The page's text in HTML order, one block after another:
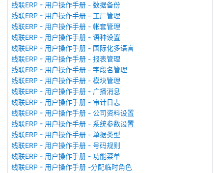
线联ERP - 用户操作手册 - 数据备份
线联ERP - 用户操作手册 - 工厂管理
线联ERP - 用户操作手册 - 帐套管理
线联ERP - 用户操作手册 - 语种设置
线联ERP - 用户操作手册 - 国际化多语言
线联ERP - 用户操作手册 - 报表管理
线联ERP - 用户操作手册 - 字段名管理
线联ERP - 用户操作手册 - 模块管理
线联ERP - 用户操作手册 - 广播消息
线联ERP - 用户操作手册 - 审计日志
线联ERP - 用户操作手册 - 公司资料设置
线联ERP - 用户操作手册 - 系统参数设置
线联ERP - 用户操作手册 - 单据类型
线联ERP - 用户操作手册 - 号码规则
线联ERP - 用户操作手册 - 功能菜单
线联ERP - 用户操作手册 -分配临时角色